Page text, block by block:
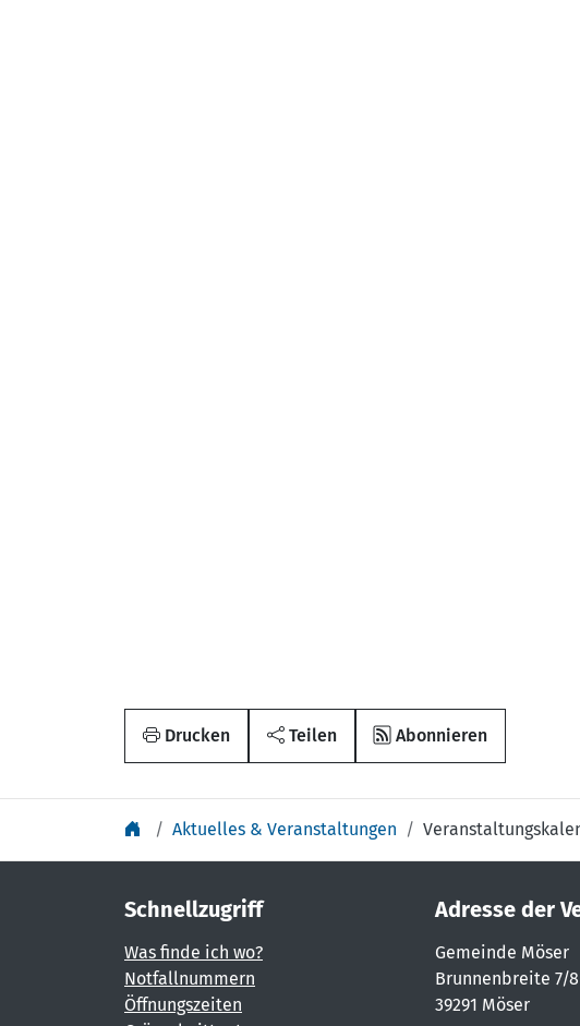
Drucken Teilen Abonnieren
Aktuelles & Veranstaltungen
Schnellzugriff
Was finde ich wo?
Notfallnummern
Öffnungszeiten
Adresse der
Gemeinde Möser
Brunnenbreite 7/8
39291 Möser